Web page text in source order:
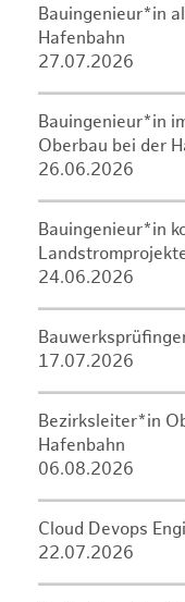
Bauingenieur*in
Hafenbahn
27.07.2026
Bauingenieur*in
Oberbau bei der
26.06.2026
Bauingenieur*in
24.06.2026
17.07.2026
Bezirksleiter*in
Hafenbahn
06.08.2026
Cloud Devops
22.07.2026